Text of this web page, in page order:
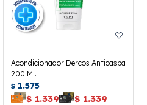
Acondicionador Dercos Anticaspa
200 Ml.
$ 1.575
$ 1.339 $ 1.339